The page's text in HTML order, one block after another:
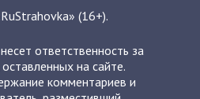
(16+).
ответственность за
на сайте.
комментариев и